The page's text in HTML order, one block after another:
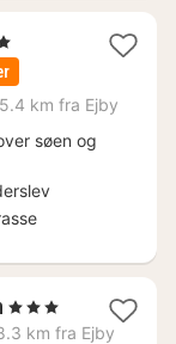
km fra Ejby
søen og
1
nat
, 3 Stjerner
km fra Ejby